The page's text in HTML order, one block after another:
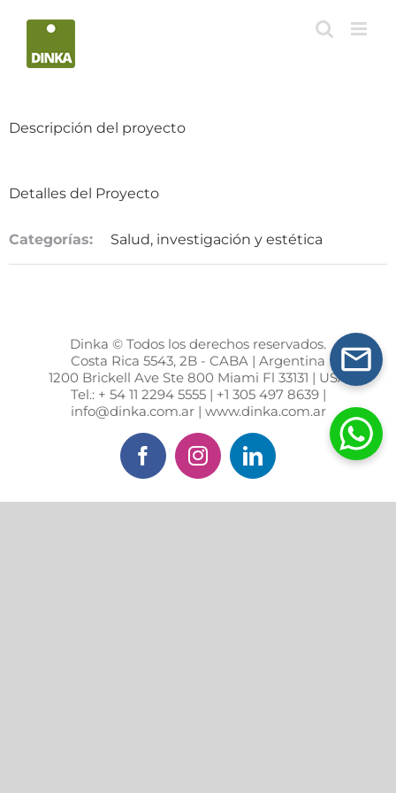
Descripción del proyecto
Detalles del Proyecto
Categorías: Salud, investigación y estética
Dinka © Todos los derechos reservados.
Costa Rica 5543, 2B - CABA | Argentina
1200 Brickell Ave Ste 800 Miami Fl 33131 | USA
Tel.: + 54 11 2294 5555 | +1 305 497 8639 |
info@dinka.com.ar | www.dinka.com.ar
FacebookInstagramLinkedIn